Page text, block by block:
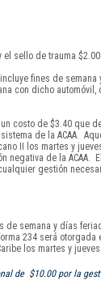
el sello de trauma
fines de semana
con dicho
costo de $3.40 que
de la ACAA.
II los martes y
de la
gestión
de semana y días
234 será
los martes y
de $10.00 por la